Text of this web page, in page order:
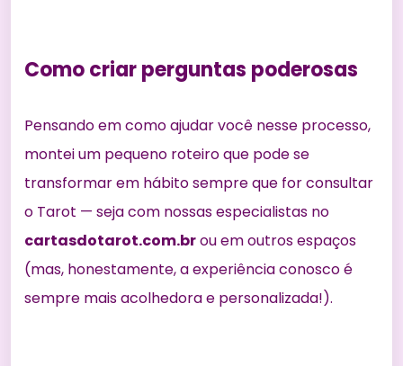
Como criar perguntas poderosas
Pensando em como ajudar você nesse processo,
montei um pequeno roteiro que pode se
transformar em hábito sempre que for consultar
o Tarot — seja com nossas especialistas no
cartasdotarot.com.brou em outros espaços
(mas, honestamente, a experiência conosco é
sempre mais acolhedora e personalizada!).